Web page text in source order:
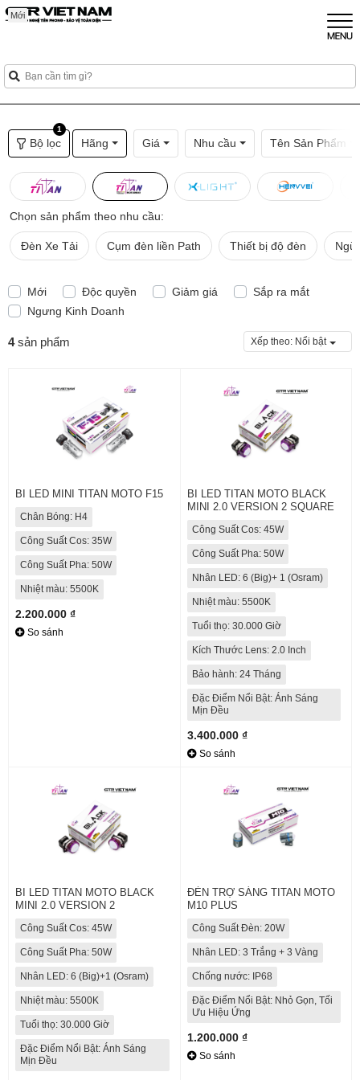
Bộ lọc
1
Hãng Giá Nhu cầu Tên Sản Phẩm
Chọn sản phẩm theo nhu cầu:
Đèn Xe Tải Cụm đèn liền Path Thiết bị độ đèn
Mới Độc quyền Giảm giá
Sắp ra mắt
Ngưng Kinh Doanh
4sản phẩm Xếp theo: Nổi bật
BI LED MINI TITAN MOTO F15
Chân Bóng: H4
Công Suất Cos: 35W
Công Suất Pha: 50W
Nhiệt màu: 5500K
2.200.000 ₫
So sánh
Mới
BI LED TITAN MOTO BLACK
MINI 2.0 VERSION 2 SQUARE
Công Suất Cos: 45W
Công Suất Pha: 50W
Nhân LED: 6 (Big)+ 1 (Osram)
Nhiệt màu: 5500K
Tuổi thọ: 30.000 Giờ
Kích Thước Lens: 2.0 Inch
Bảo hành: 24 Tháng
Đặc Điểm Nổi Bật: Ánh Sáng
Mịn Đều
3.400.000 ₫
So sánh
Mới
BI LED TITAN MOTO BLACK
MINI 2.0 VERSION 2
Công Suất Cos: 45W
Công Suất Pha: 50W
Nhân LED: 6 (Big)+1 (Osram)
Nhiệt màu: 5500K
Tuổi thọ: 30.000 Giờ
Đặc Điểm Nổi Bật: Ánh Sáng
Mịn Đều
Mới
ĐÈN TRỢ SÁNG TITAN MOTO
M10 PLUS
Công Suất Đèn: 20W
Nhân LED: 3 Trắng + 3 Vàng
Chống nước: IP68
Đặc Điểm Nổi Bật: Nhỏ Gọn, Tối
Ưu Hiệu Ứng
1.200.000 ₫
So sánh